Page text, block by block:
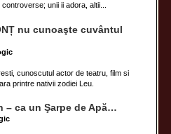
unii ii adora, altii...
nu cunoaşte cuvântul
cunoscutul actor de teatru, film si
printre nativii zodiei Leu.
– ca un Şarpe de Apă…